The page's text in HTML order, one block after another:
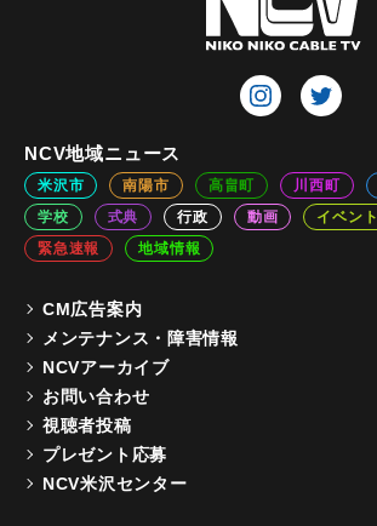
NCV地域ニュース
米沢市 南陽市 高畠町 川西町
学校
式典 行政 動画 イベント
緊急速報
地域情報
CM広告案内
メンテナンス・障害情報
NCVアーカイブ
お問い合わせ
視聴者投稿
プレゼント応募
NCV米沢センター